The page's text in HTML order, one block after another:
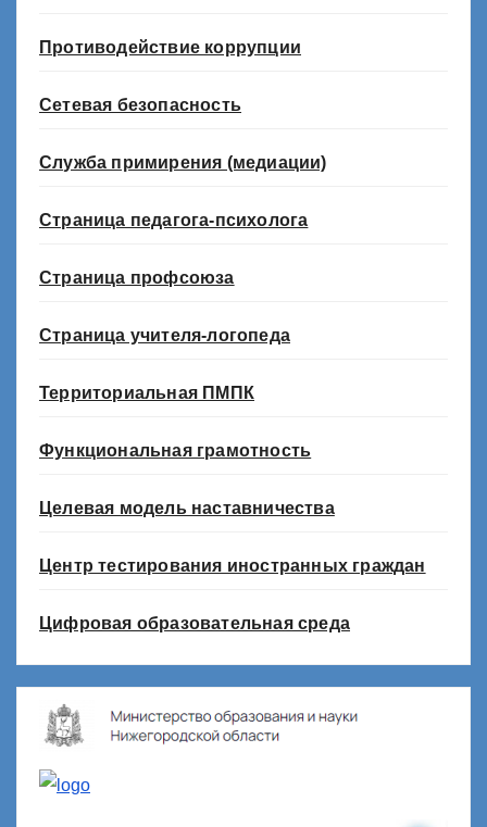
Противодействие коррупции
Сетевая безопасность
Служба примирения (медиации)
Страница педагога-психолога
Страница профсоюза
Страница учителя-логопеда
Территориальная ПМПК
Функциональная грамотность
Целевая модель наставничества
Центр тестирования иностранных граждан
Цифровая образовательная среда